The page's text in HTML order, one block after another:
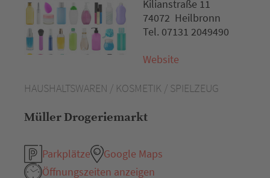
HAUSHALTSWAREN / KOSMETIK / SPIELZEUG
Müller Drogeriemarkt
Parkplätze
Google Maps
Öffnungszeiten anzeigen
Kilianstraße 11
74072 Heilbronn
Tel. 07131 2049490
Website